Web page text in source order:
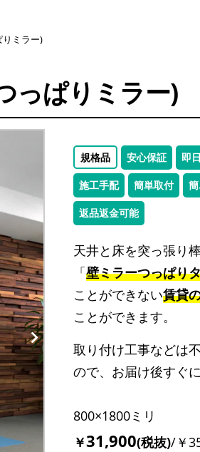
ミラー)
っぱりミラー)
規格品 安心保証 即
施工手配 簡単取付
返品返金可能
天井と床を突っ張り
「壁ミラーつっぱり
ことができない賃貸
ことができます。
取り付け工事などは
ので、お届け後すぐ
800×1800ミリ
￥31,900(税抜)/￥